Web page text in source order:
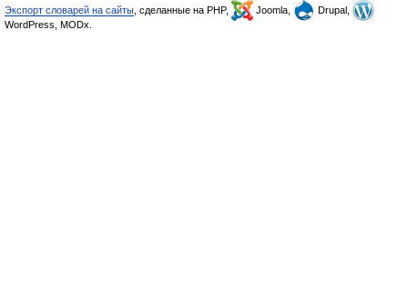
Экспорт словарей на сайты , сделанные на PHP, Joomla,
Drupal,
WordPress, MODx.